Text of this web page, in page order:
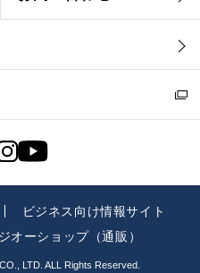
ビジネス向け情報サイト
オーショップ（通販）
LTD. ALL Rights Reserved.